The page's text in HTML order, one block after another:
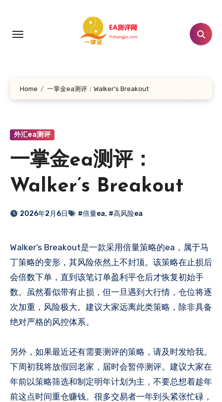
Home 一掌金ea测评：Walker’s Breakout
外汇ea测评
一掌金ea测评：
Walker’s Breakout
2026年2月6日 #倍量ea, #高风险ea
Walker’s Breakout是一款采用倍量策略的ea，属于马
丁策略的变形，其风险依然上不封顶。该策略在止损后
会倍数下单，直到该笔订单盈利平仓后才恢复初始手
数。虽然看似带有止损，但一旦遇到大行情，仓位将逐
次加重，风险极大。建议大家远离此类策略，除非具备
绝对严格的风控体系。
另外，如果最近还有需要测评的策略，请及时发给我。
下周初我将放假回老家，届时会暂停测评。建议大家在
年前以策略筛选和制定明年计划为主，不要总想着趁年
前这点时间重仓赚钱。很多交易者一年到头紧张忙碌，